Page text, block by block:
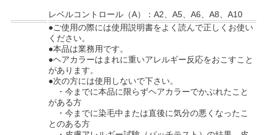
レベルコントロール（A）：A2、A5、A6、A8、A10
●ご使用の際には使用説明書をよく読んで正しくお使い
ください。
●本品は業務用です。
●ヘアカラーはまれに重いアレルギー反応をおこすこと
があります。
●次の方には使用しないで下さい。
・今までに本品に限らずヘアカラーでかぶれたこと
がある方
・今までに染毛中または直後に気分の悪くなったこ
とのある方